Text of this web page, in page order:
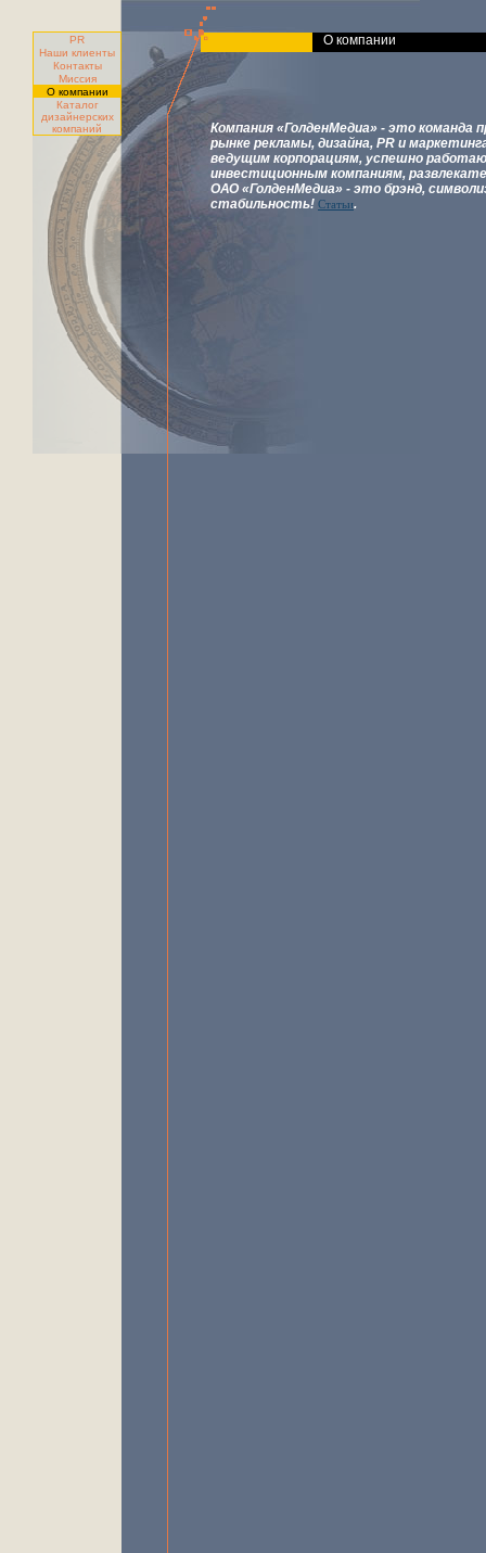
PR
Наши клиенты
Контакты
Миссия
О компании
Каталог
дизайнерских
компаний
О компании
Компания «ГолденМедиа» - это команда
рынке рекламы, дизайна, PR и
ведущим корпорациям, успешно
инвестиционным компаниям,
ОАО «ГолденМедиа» - это брэнд,
стабильность! Статьи.